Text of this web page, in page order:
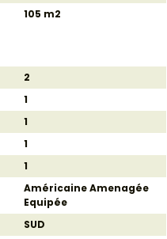
105 m2
2
1
1
1
1
Américaine Amenagée
Equipée
SUD